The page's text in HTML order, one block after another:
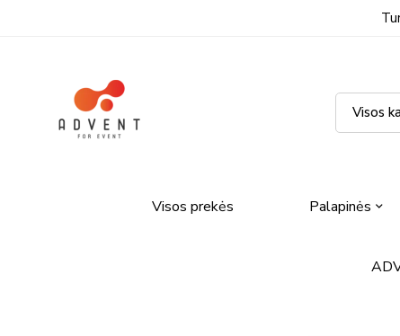
Visos prekės Palapinės